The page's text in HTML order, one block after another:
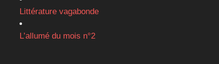
Littérature vagabonde
L’allumé du mois n°2